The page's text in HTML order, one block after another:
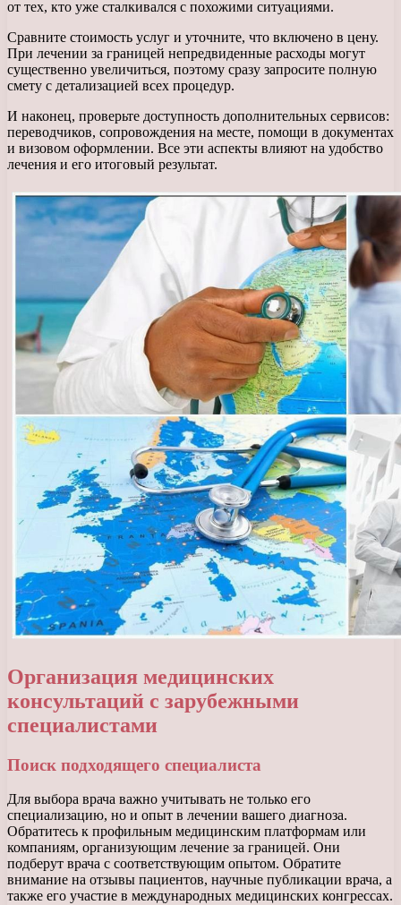
от тех, кто уже сталкивался с похожими ситуациями.
Сравните стоимость услуг и уточните, что включено в цену.
При лечении за границей непредвиденные расходы могут
существенно увеличиться, поэтому сразу запросите полную
смету с детализацией всех процедур.
И наконец, проверьте доступность дополнительных сервисов:
переводчиков, сопровождения на месте, помощи в документах
и визовом оформлении. Все эти аспекты влияют на удобство
лечения и его итоговый результат.
Организация медицинских
консультаций с зарубежными
специалистами
Поиск подходящего специалиста
Для выбора врача важно учитывать не только его
специализацию, но и опыт в лечении вашего диагноза.
Обратитесь к профильным медицинским платформам или
компаниям, организующим лечение за границей. Они
подберут врача с соответствующим опытом. Обратите
внимание на отзывы пациентов, научные публикации врача, а
также его участие в международных медицинских конгрессах.